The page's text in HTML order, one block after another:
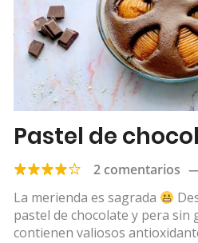
Pastel de
2 comentarios
La merienda es sagrada
pastel de chocolate y pera sin
contienen valiosos